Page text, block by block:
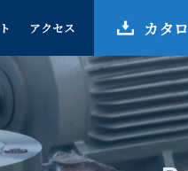
アクセス カタ